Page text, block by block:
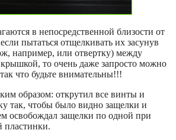
в непосредственной близости от
пытаться отщелкивать их засунув
например, или отвертку) между
то очень даже запросто можно
что будьте внимательны!!!
образом: открутил все винты и
так, чтобы было видно защелки и
освобождал защелки по одной при
пластинки.